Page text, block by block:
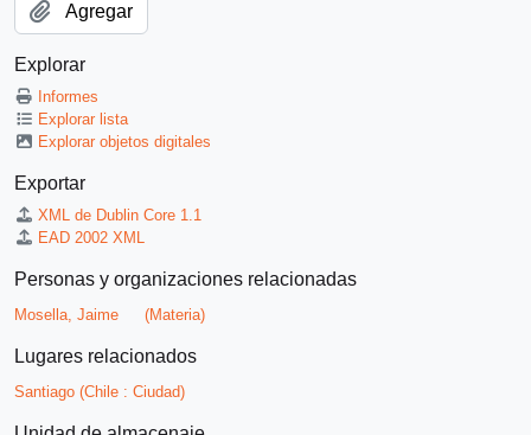
Agregar
Explorar
Informes
Explorar lista
Explorar objetos digitales
Exportar
XML de Dublin Core 1.1
EAD 2002 XML
Personas y organizaciones relacionadas
Mosella, Jaime (Materia)
Lugares relacionados
Santiago (Chile : Ciudad)